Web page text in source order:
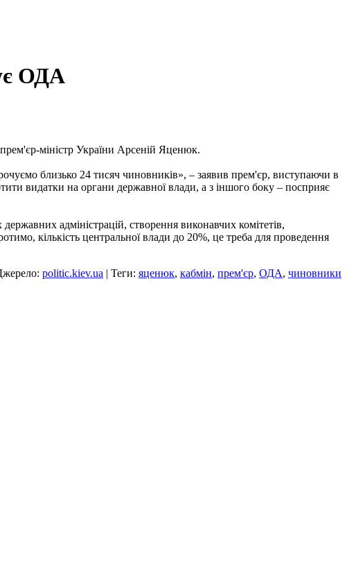
ОДА
прем'єр-міністр України Арсеній Яценюк.
близько 24 тисяч чиновників», – заявив прем'єр, виступаючи в
видатки на органи державної влади, а з іншого боку – посприяє
адміністрацій, створення виконавчих комітетів,
кількість центральної влади до 20%, це треба для проведення
politic.kiev.ua | Теги: яценюк, кабмін, прем'єр, ОДА, чиновники